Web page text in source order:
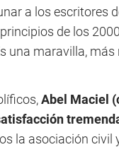
a los escritores
de los
una maravilla, más
Abel Maciel
la asociación